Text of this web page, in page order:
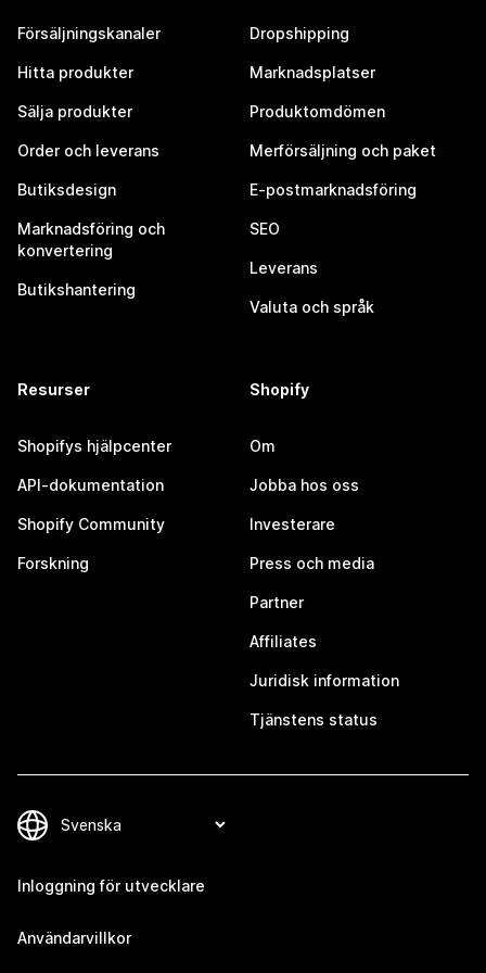
Försäljningskanaler
Hitta produkter
Sälja produkter
Order och leverans
Butiksdesign
Marknadsföring och
konvertering
Butikshantering
Dropshipping
Marknadsplatser
Produktomdömen
Merförsäljning och paket
E-postmarknadsföring
SEO
Leverans
Valuta och språk
Resurser
Shopifys hjälpcenter
API-dokumentation
Shopify Community
Forskning
Shopify
Om
Jobba hos oss
Investerare
Press och media
Partner
Affiliates
Juridisk information
Tjänstens status
Inloggning för utvecklare
Användarvillkor